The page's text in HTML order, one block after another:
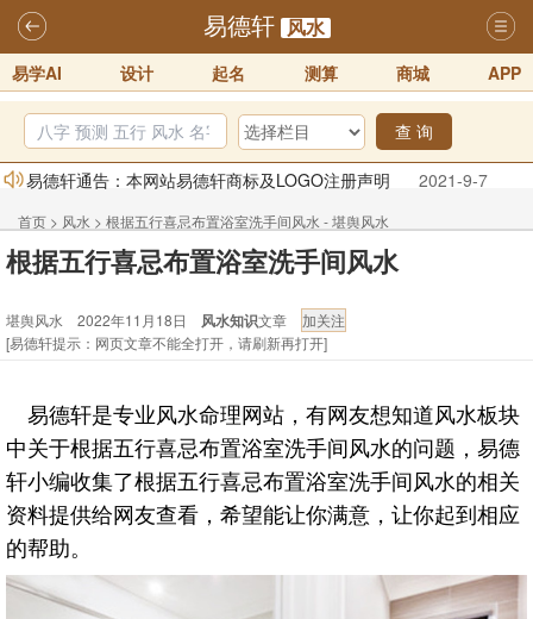
易德轩 风水
易学AI 设计 起名 测算 商城 APP
查 询
易德轩通告：本网站易德轩商标及LOGO注册声明
2021-9-7
易德轩易学ai，ai批八字紫微命理相学，ai智能体客服系统开通，欢迎
体验！！
2025-07-01
易德轩网重构及升能完成，欢迎大家来体验新程序及感觉！！
2026年化太岁锦囊属马、鼠、牛、龙、兔、狗、鸡生肖化太岁开始预
2026丙午年铁笔居士精批年运说明
2025-10-12
易德轩首席风水大师铁笔居士简介！！
2021-9-2
首页 > 风水 > 根据五行喜忌布置浴室洗手间风水 - 堪舆风水
根据五行喜忌布置浴室洗手间风水
堪舆风水 2022年11月18日 风水知识文章
[易德轩提示：网页文章不能全打开，请刷新再打开]
易德轩是专业风水命理网站，有网友想知道风水板块
中关于根据五行喜忌布置浴室洗手间风水的问题，易德
轩小编收集了根据五行喜忌布置浴室洗手间风水的相关
资料提供给网友查看，希望能让你满意，让你起到相应
的帮助。